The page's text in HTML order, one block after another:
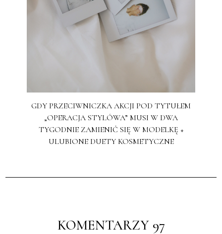
GDY PRZECIWNICZKA AKCJI POD TYTUŁEM
„OPERACJA STYLÓWA” MUSI W DWA
TYGODNIE ZAMIENIĆ SIĘ W MODELKĘ +
ULUBIONE DUETY KOSMETYCZNE
KOMENTARZY 97